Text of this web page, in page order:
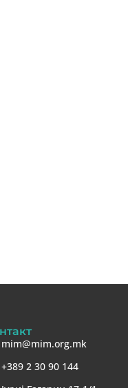
mim@mim.org.mk
+389 2 30 90 144